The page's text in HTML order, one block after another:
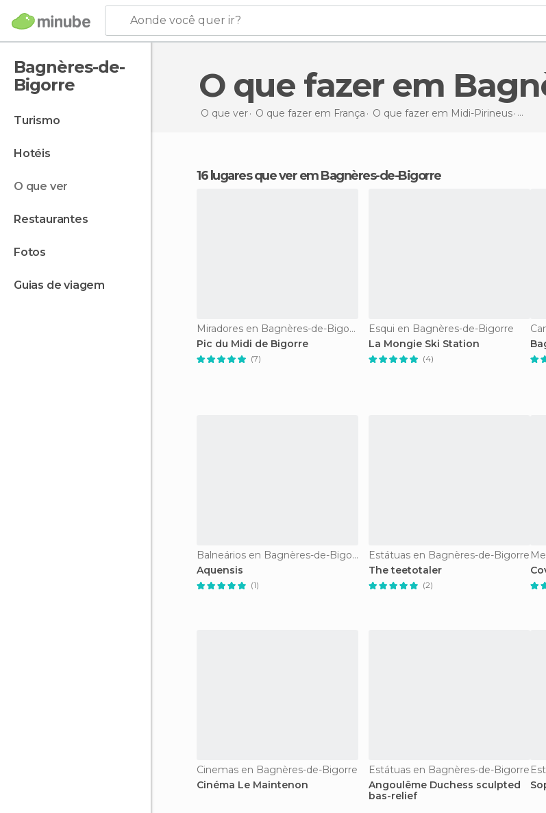
Aonde você quer ir?
Bagnères-de-
Bigorre
turismo
hotéis
o que ver
restaurantes
fotos
guias de viagem
O que fazer em
O que ver O que fazer em França O que fazer em Midi-Pirineus O
16 lugares que ver em Bagnères-de-Bigorre
Miradores en Bagnères-de-Bigorre
Pic du Midi de Bigorre
(7)
Esqui en Bagnères-de-Bigorre
La Mongie Ski Station
(4)
Balneários en Bagnères-de-Bigorre
Aquensis
(1)
Estátuas en Bagnères-de-Bigorre
The teetotaler
(2)
Cinemas en Bagnères-de-Bigorre
Cinéma Le Maintenon
Estátuas en Bagnères-de-Bigorre
Angoulême Duchess sculpted
bas-relief